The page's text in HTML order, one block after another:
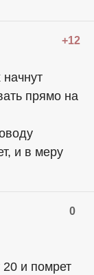
+12
прямо на
и в меру
0
20 и помрет